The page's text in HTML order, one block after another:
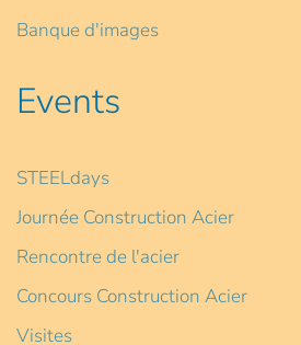
Banque d'images
Events
STEELdays
Journée Construction Acier
Rencontre de l'acier
Concours Construction Acier
Visites